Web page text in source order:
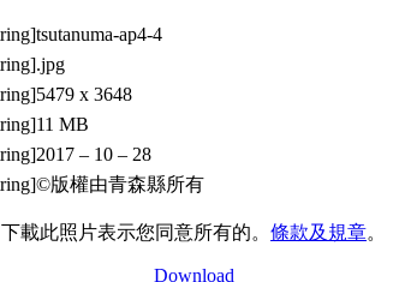
tsutanuma-ap4-4
.jpg
5479 x 3648
11 MB
2017 – 10 – 28
©版權由青森縣所有
下載此照片表示您同意所有的。 條款及規章。
Download